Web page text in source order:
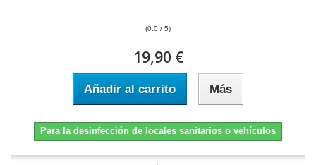
(0.0 / 5)
19,90 €
Añadir al carrito Más
Para la desinfección de locales sanitarios o vehículos